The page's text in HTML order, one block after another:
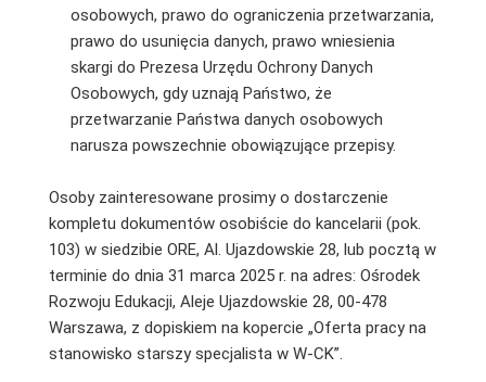
osobowych, prawo do ograniczenia przetwarzania,
prawo do usunięcia danych, prawo wniesienia
skargi do Prezesa Urzędu Ochrony Danych
Osobowych, gdy uznają Państwo, że
przetwarzanie Państwa danych osobowych
narusza powszechnie obowiązujące przepisy.
Osoby zainteresowane prosimy o dostarczenie
kompletu dokumentów osobiście do kancelarii (pok.
103) w siedzibie ORE, Al. Ujazdowskie 28, lub pocztą w
terminie do dnia 31 marca 2025 r. na adres: Ośrodek
Rozwoju Edukacji, Aleje Ujazdowskie 28, 00-478
Warszawa, z dopiskiem na kopercie „Oferta pracy na
stanowisko starszy specjalista w W-CK”.